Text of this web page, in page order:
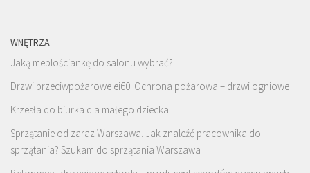
WNĘTRZA
Jaką meblościankę do salonu wybrać?
Drzwi przeciwpożarowe ei60. Ochrona pożarowa – drzwi ogniowe
Krzesła do biurka dla małego dziecka
Sprzątanie od zaraz Warszawa. Jak znaleźć pracownika do
sprzątania? Szukam do sprzątania Warszawa